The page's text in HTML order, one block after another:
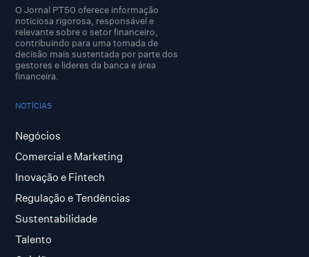
O Jornal PT50 oferece informação
noticiosa rigorosa, responsável e
relevante sobre o setor financeiro,
contribuindo para uma tomada de
decisão mais sustentada por parte dos
gestores e lideres da banca e área
financeira.
NOTÍCIAS
Negócios
Comercial e Marketing
Inovação e Fintech
Regulação e Tendências
Sustentabilidade
Talento